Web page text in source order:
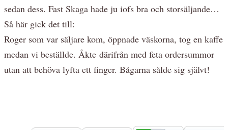
sedan dess. Fast Skaga hade ju iofs bra och storsäljande…
Så här gick det till:
Roger som var säljare kom, öppnade väskorna, tog en kaffe
medan vi beställde. Åkte därifrån med feta ordersummor
utan att behöva lyfta ett finger. Bågarna sålde sig självt!